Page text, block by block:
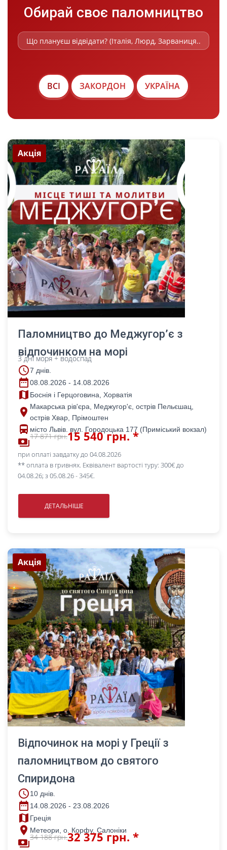
Обирай своє паломництво
ВСІ ЗАКОРДОН УКРАЇНА
Акція
Паломництво до Меджугор’є з
відпочинком на морі
3 дні моря + водоспад
access_time7 днів.
date_range08.08.2026 - 14.08.2026
map Боснія і Герцоговина, Хорватія
place Макарська рів'єра, Меджугор'є, острів Пельєшац,
острів Хвар, Прімоштен
directions_bus місто Львів. вул. Городоцька 177 (Приміський вокзал)
payments
17 871 грн.15 540 грн. *
при оплаті завдатку до 04.08.2026
** оплата в гривнях. Еквівалент вартості туру: 300€ до
04.08.26; з 05.08.26 - 345€.
ДЕТАЛЬНІШЕ
Акція
Відпочинок на морі у Греції з
паломництвом до святого
Спиридона
access_time10 днів.
date_range 14.08.2026 - 23.08.2026
map Греція
place Метеори, о. Корфу, Салоніки
payments
34 188 грн.32 375 грн. *